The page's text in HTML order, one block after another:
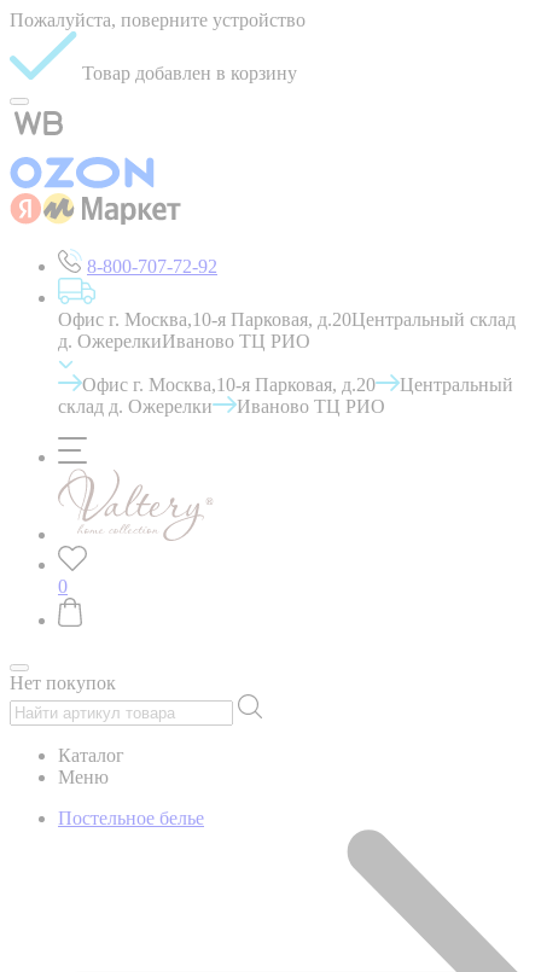
Пожалуйста, поверните устройство
Товар добавлен в корзину
8-800-707-72-92
Офис г. Москва,10-я Парковая, д.20Центральный склад
д. ОжерелкиИваново ТЦ РИО
Офис г. Москва,10-я Парковая, д.20
Центральный
склад д. Ожерелки
Иваново ТЦ РИО
0
Нет покупок
Каталог
Меню
Постельное белье